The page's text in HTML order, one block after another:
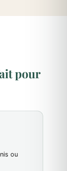
pour
ou